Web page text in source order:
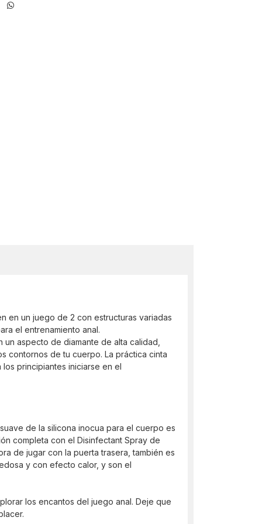
en un juego de 2 con estructuras variadas
el entrenamiento anal.
aspecto de diamante de alta calidad,
contornos de tu cuerpo. La práctica cinta
principiantes iniciarse en el
de la silicona inocua para el cuerpo es
completa con el Disinfectant Spray de
de jugar con la puerta trasera, también es
y con efecto calor, y son el
los encantos del juego anal. Deje que